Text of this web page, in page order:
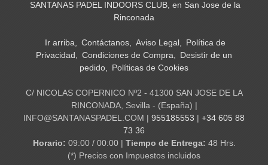
SANTANAS PADEL INDOORS CLUB, en San Jose de la
Rinconada
Ir arriba Contáctanos Aviso Legal
Política de
Privacidad
Condiciones de Compra
Desistir de un
pedido
Políticas de Cookies
C/ NICOLAS COPERNICO Nº2 - 41300 SAN JOSE DE LA
RINCONADA, Sevilla - (España) |
INFO@SANTANASPADEL.COM | 955185553 | +34 605 88
73 36
Horario: 09:00 / 00:00 | Tiempo de Entrega: 48 Hrs.
(*) Precios con Impuestos incluidos